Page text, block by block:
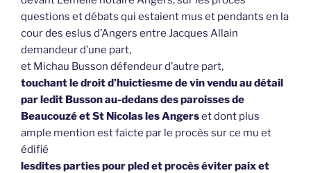
questions et débats qui estaient mus et pendants en la
cour des eslus d’Angers entre Jacques Allain
demandeur d’une part,
et Michau Busson défendeur d’autre part,
touchant le droit d’huictiesme de vin vendu au détail
par ledit Busson au-dedans des paroisses de
Beaucouzé et St Nicolas les Angerset dont plus
ample mention est faicte par le procès sur ce mu et
édifié
lesdites parties pour pled et procès éviter paix et